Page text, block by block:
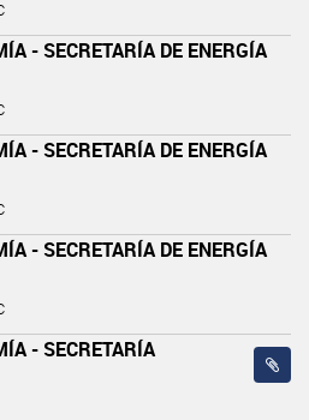
- SECRETARÍA DE ENERGÍA
- SECRETARÍA DE ENERGÍA
- SECRETARÍA DE ENERGÍA
- SECRETARÍA